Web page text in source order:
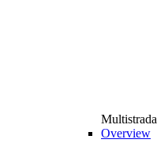
Multistrada
Overview